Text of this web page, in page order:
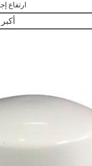
ارتفاع
أكبر OD: